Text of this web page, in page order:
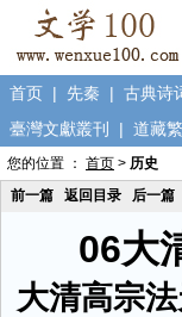
首页 | 先秦 | 古典诗
臺灣文獻叢刊
| 道藏
您的位置 ： 首页 > 历史
前一篇
返回目录 后一篇
06大
大清高宗